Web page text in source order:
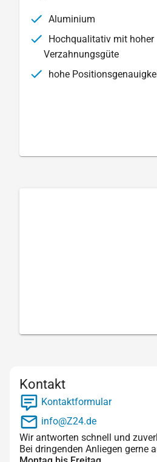
Aluminium
Hochqualitativ mit hoher
Verzahnungsgüte
hohe
Kontakt
Kontaktformular
info@Z24.de
Wir antworten schnell und
Bei dringenden Anliegen gerne